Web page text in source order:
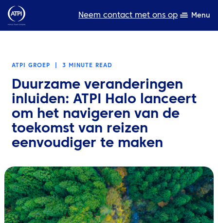
Neem contact met ons op Menu
Over ons
Producten
Duurzaamheid
Zoeken
NL
ATPI GROEP 3 MINUTE READ
Duurzame veranderingen
inluiden: ATPI Halo lanceert
om het navigeren van de
toekomst van reizen
eenvoudiger te maken